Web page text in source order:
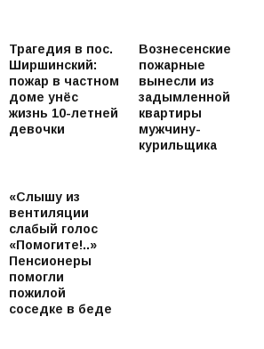
Трагедия в пос.
Ширшинский:
пожар в частном
доме унёс
жизнь 10-летней
девочки
Вознесенские
пожарные
вынесли из
задымленной
квартиры
мужчину-
курильщика
«Слышу из
вентиляции
слабый голос
«Помогите!..»
Пенсионеры
помогли
пожилой
соседке в беде